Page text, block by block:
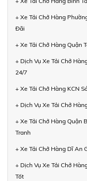
+ Xe Tải Chở Hàng
Đãi
+ Xe Tải Chở Hàng Quận
+ Dịch Vụ Xe Tải Chở
24/7
+ Xe Tải Chở Hàng KCN
+ Dịch Vụ Xe Tải Chở
+ Xe Tải Chở Hàng Quận
Tranh
+ Xe Tải Chở Hàng Dĩ An
+ Dịch Vụ Xe Tải Chở
Tốt